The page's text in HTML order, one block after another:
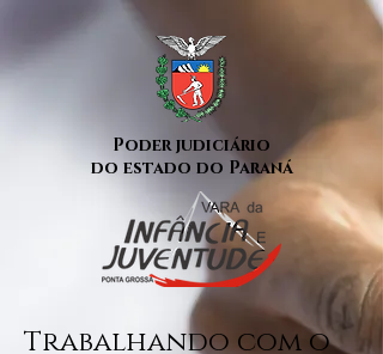
Poder judiciário
do estado do Paraná
Trabalhando com o